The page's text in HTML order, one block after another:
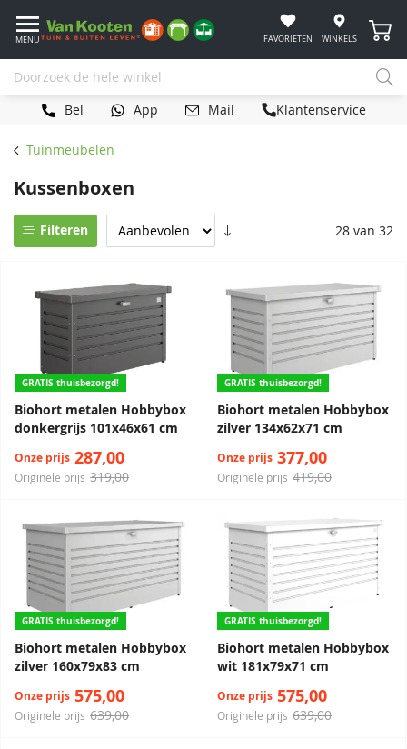
MENU FAVORIETEN WINKELS
Bel App Mail Klantenservice
Tuinmeubelen
Kussenboxen
Filteren 28 van 32
GRATIS thuisbezorgd!
Biohort metalen Hobbybox
donkergrijs 101x46x61 cm
Originele prijs 319,00
Onze prijs 287,00
GRATIS thuisbezorgd!
Biohort metalen Hobbybox
zilver 134x62x71 cm
Originele prijs 419,00
Onze prijs 377,00
GRATIS thuisbezorgd!
Biohort metalen Hobbybox
zilver 160x79x83 cm
Originele prijs 639,00
Onze prijs 575,00
GRATIS thuisbezorgd!
Biohort metalen Hobbybox
wit 181x79x71 cm
Originele prijs 639,00
Onze prijs 575,00